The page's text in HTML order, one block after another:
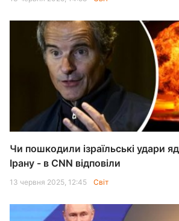
Чи пошкодили ізраїльські удари
Ірану - в CNN відповіли
13 червня 2025, 12:45 Світ